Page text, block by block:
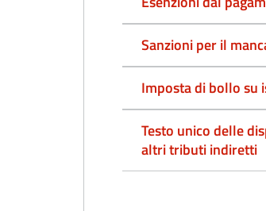
Sanzioni per il
Imposta di bollo su
Testo unico delle
altri tributi indiretti